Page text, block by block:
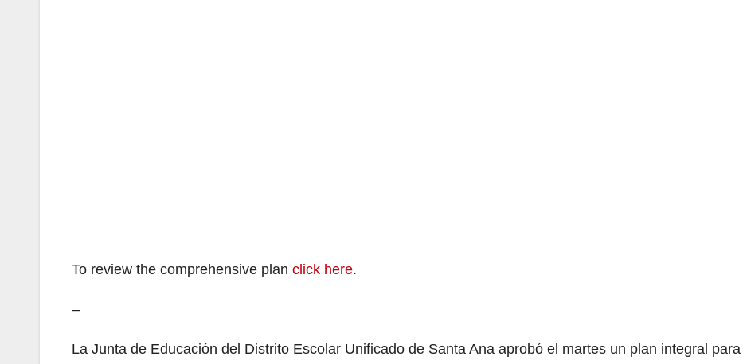
To review the comprehensive plan click here.
–
La Junta de Educación del Distrito Escolar Unificado de Santa Ana aprobó el martes un plan integral para